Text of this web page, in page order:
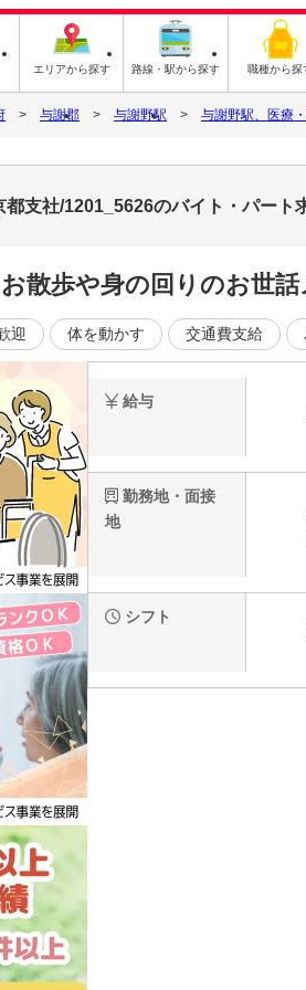
エリアから探す 路線・駅から探す 職種から探
与謝郡 与謝野駅 与謝野駅、医療
支社/1201_5626のバイト・パート
お散歩や身の回りのお世
迎 体を動かす 交通費支給
給与
勤務地・面接
地
シフト